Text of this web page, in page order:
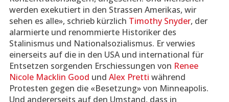
werden exekutiert in den Strassen Amerikas, wir
sehen es alle», schrieb kürzlich Timothy Snyder, der
alarmierte und renommierte Historiker des
Stalinismus und Nationalsozialismus. Er verwies
einerseits auf die in den USA und international für
Entsetzen sorgenden Erschiessungen von Renee
Nicole Macklin Good und Alex Pretti während
Protesten gegen die «Besetzung» von Minneapolis.
Und andererseits auf den Umstand, dass in